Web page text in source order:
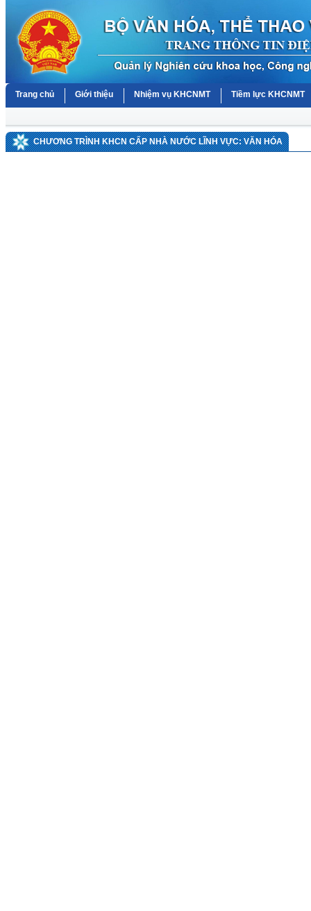
Trang chủ Giới thiệu Nhiệm vụ KHCNMT Tiềm lực KHCNMT
CHƯƠNG TRÌNH KHCN CẤP NHÀ NƯỚC LĨNH VỰC: VĂN HÓA